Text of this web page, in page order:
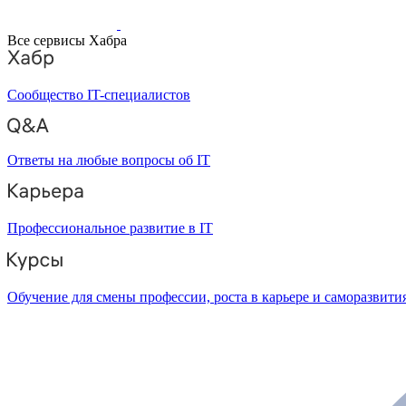
Все сервисы Хабра
Сообщество IT-специалистов
Ответы на любые вопросы об IT
Профессиональное развитие в IT
Обучение для смены профессии, роста в карьере и